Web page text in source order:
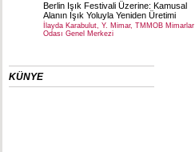
Berlin Işık Festivali Üzerine: Kamusal
Alanın Işık Yoluyla Yeniden Üretimi
İlayda Karabulut, Y. Mimar, TMMOB Mimarlar
Odası Genel Merkezi
KÜNYE